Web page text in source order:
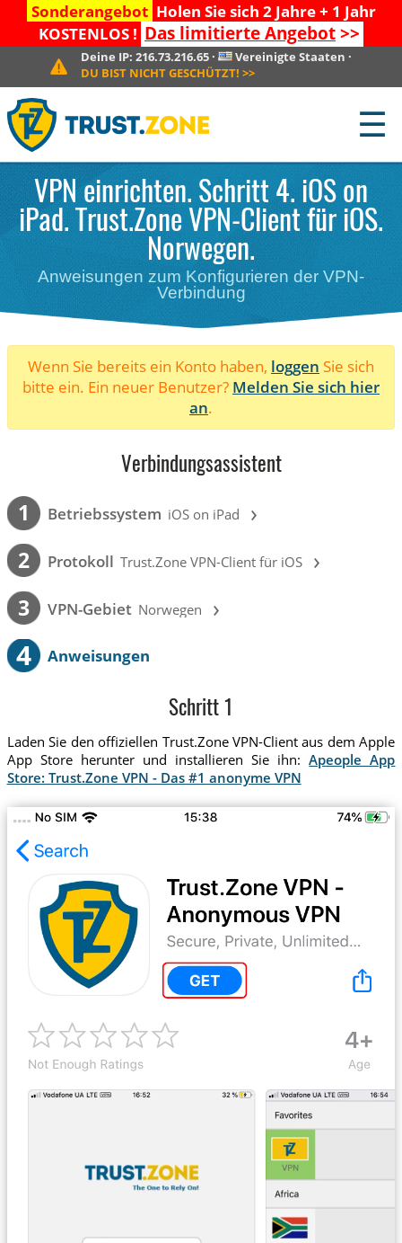
Sonderangebot Holen Sie sich 2 Jahre + 1 Jahr
KOSTENLOS ! Das limitierte Angebot>>
Deine IP:216.73.216.65 · Vereinigte Staaten ·
DU BIST NICHT GESCHÜTZT! >>
☰
VPN einrichten. Schritt 4. iOS on
iPad. Trust.Zone VPN-Client für iOS.
Norwegen.
Anweisungen zum Konfigurieren der VPN-
Verbindung
Wenn Sie bereits ein Konto haben, loggen Sie sich
bitte ein. Ein neuer Benutzer? Melden Sie sich hier
an.
Verbindungsassistent
1 Betriebssystem iOS on iPad ›
2 Protokoll Trust.Zone VPN-Client für iOS ›
3 VPN-Gebiet Norwegen ›
4 Anweisungen
Schritt 1
Laden Sie den offiziellen Trust.Zone VPN-Client aus dem Apple
App Store herunter und installieren Sie ihn:Apeople App
Store: Trust.Zone VPN - Das #1 anonyme VPN